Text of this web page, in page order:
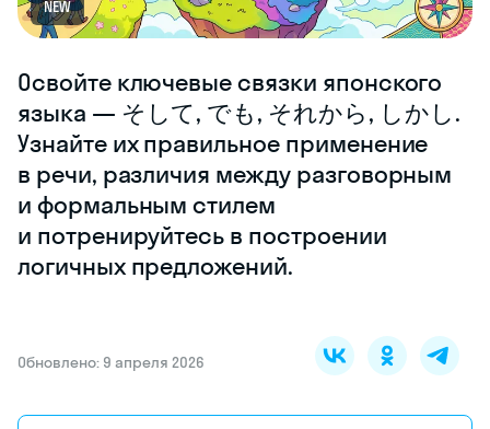
NEW
Освойте ключевые связки японского
языка — そして, でも, それから, しかし.
Узнайте их правильное применение
в речи, различия между разговорным
и формальным стилем
и потренируйтесь в построении
логичных предложений.
Обновлено: 9 апреля 2026